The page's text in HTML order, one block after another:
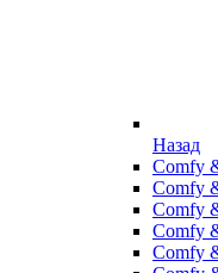
Назад
Comfy
Comfy
Comfy
Comfy
Comfy